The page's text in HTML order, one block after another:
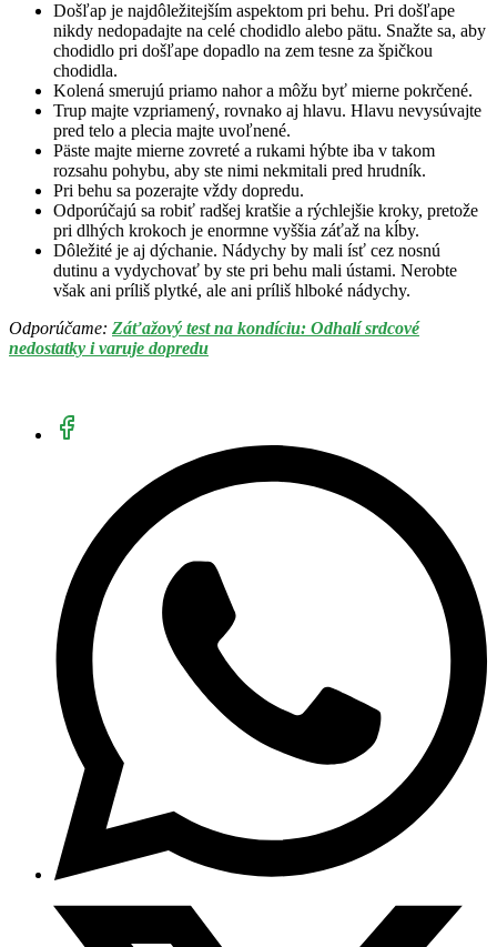
Došľap je najdôležitejším aspektom pri behu. Pri došľape
nikdy nedopadajte na celé chodidlo alebo pätu. Snažte sa, aby
chodidlo pri došľape dopadlo na zem tesne za špičkou
chodidla.
Kolená smerujú priamo nahor a môžu byť mierne pokrčené.
Trup majte vzpriamený, rovnako aj hlavu. Hlavu nevysúvajte
pred telo a plecia majte uvoľnené.
Päste majte mierne zovreté a rukami hýbte iba v takom
rozsahu pohybu, aby ste nimi nekmitali pred hrudník.
Pri behu sa pozerajte vždy dopredu.
Odporúčajú sa robiť radšej kratšie a rýchlejšie kroky, pretože
pri dlhých krokoch je enormne vyššia záťaž na kĺby.
Dôležité je aj dýchanie. Nádychy by mali ísť cez nosnú
dutinu a vydychovať by ste pri behu mali ústami. Nerobte
však ani príliš plytké, ale ani príliš hlboké nádychy.
Odporúčame: Záťažový test na kondíciu: Odhalí srdcové
nedostatky i varuje dopredu